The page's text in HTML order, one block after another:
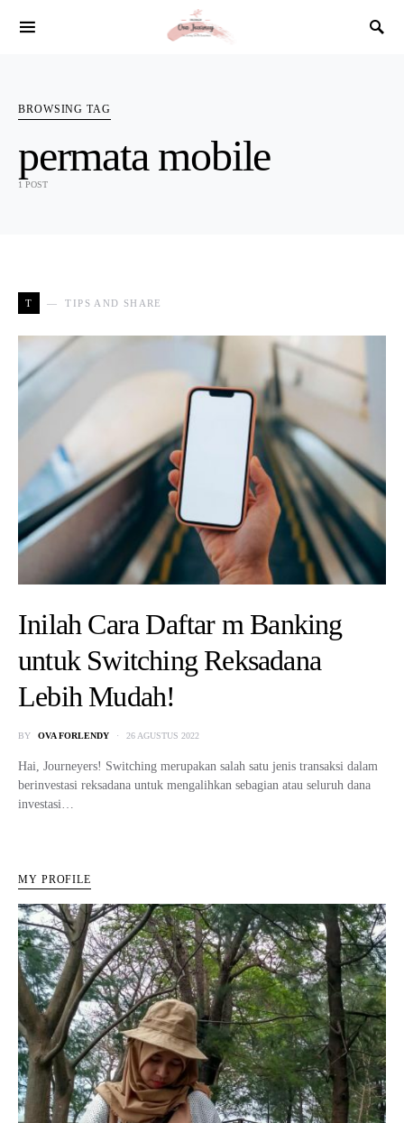
SEARCH FOR:
BROWSING TAG
permata mobile
1 POST
T TIPS AND SHARE
Inilah Cara Daftar m Banking
untuk Switching Reksadana
Lebih Mudah!
BY OVA FORLENDY 26 AGUSTUS 2022
Hai, Journeyers! Switching merupakan salah satu jenis transaksi dalam
berinvestasi reksadana untuk mengalihkan sebagian atau seluruh dana
investasi…
MY PROFILE